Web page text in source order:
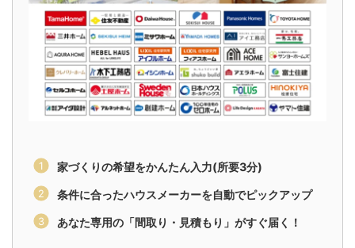
家づくりの希望をかんたん入力(所要3分)
条件に合ったハウスメーカーを自動でピックアップ
あなた専用の「間取り・見積もり」がすぐ届く！